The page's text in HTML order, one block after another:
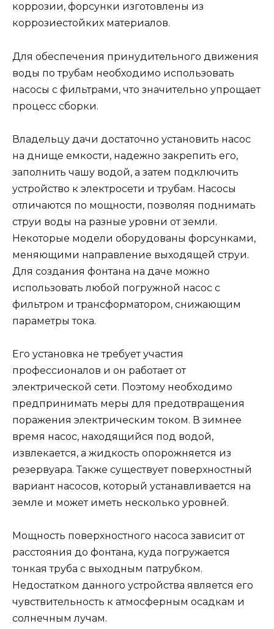
коррозии, форсунки изготовлены из
коррозиестойких материалов.
Для обеспечения принудительного движения
воды по трубам необходимо использовать
насосы с фильтрами, что значительно упрощает
процесс сборки.
Владельцу дачи достаточно установить насос
на днище емкости, надежно закрепить его,
заполнить чашу водой, а затем подключить
устройство к электросети и трубам. Насосы
отличаются по мощности, позволяя поднимать
струи воды на разные уровни от земли.
Некоторые модели оборудованы форсунками,
меняющими направление выходящей струи.
Для создания фонтана на даче можно
использовать любой погружной насос с
фильтром и трансформатором, снижающим
параметры тока.
Его установка не требует участия
профессионалов и он работает от
электрической сети. Поэтому необходимо
предпринимать меры для предотвращения
поражения электрическим током. В зимнее
время насос, находящийся под водой,
извлекается, а жидкость опорожняется из
резервуара. Также существует поверхностный
вариант насосов, который устанавливается на
земле и может иметь несколько уровней.
Мощность поверхностного насоса зависит от
расстояния до фонтана, куда погружается
тонкая труба с выходным патрубком.
Недостатком данного устройства является его
чувствительность к атмосферным осадкам и
солнечным лучам.